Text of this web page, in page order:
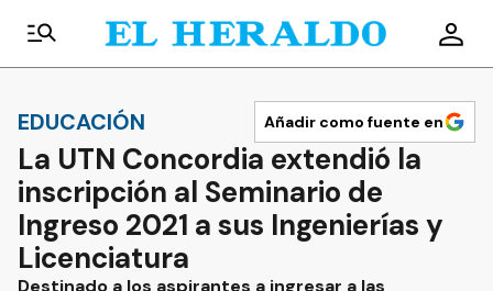
EDUCACIÓN Añadir como fuente en
La UTN Concordia extendió la
inscripción al Seminario de
Ingreso 2021 a sus Ingenierías y
Licenciatura
Destinado a los aspirantes a ingresar a las